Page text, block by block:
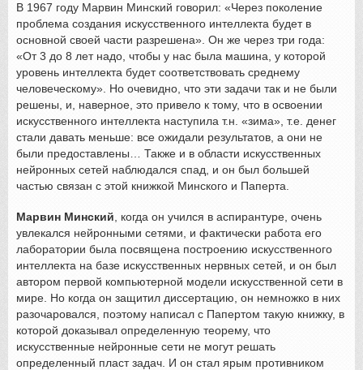
В 1967 году Марвин Минский говорил: «Через поколение
проблема создания искусственного интеллекта будет в
основной своей части разрешена». Он же через три года:
«От 3 до 8 лет надо, чтобы у нас была машина, у которой
уровень интеллекта будет соответствовать среднему
человеческому». Но очевидно, что эти задачи так и не были
решены, и, наверное, это привело к тому, что в освоении
искусственного интеллекта наступила т.н. «зима», т.е. денег
стали давать меньше: все ожидали результатов, а они не
были предоставлены… Также и в области искусственных
нейронных сетей наблюдался спад, и он был большей
частью связан с этой книжкой Минского и Паперта.
Марвин Минский , когда он учился в аспирантуре, очень
увлекался нейронными сетями, и фактически работа его
лаборатории была посвящена построению искусственного
интеллекта на базе искусственных нервных сетей, и он был
автором первой компьютерной модели искусственной сети в
мире. Но когда он защитил диссертацию, он немножко в них
разочаровался, поэтому написал с Папертом такую книжку, в
которой доказывал определенную теорему, что
искусственные нейронные сети не могут решать
определенный пласт задач. И он стал ярым противником